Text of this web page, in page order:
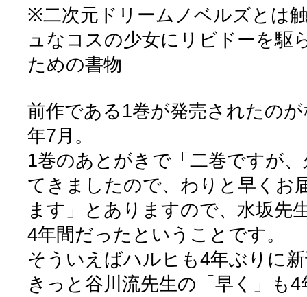
※二次元ドリームノベルズとは
ュなコスの少女にリビドーを駆
ための書物
前作である1巻が発売されたの
年7月。
1巻のあとがきで「二巻ですが
てきましたので、わりと早くお
ます」とありますので、水坂先
4年間だったということです。
そういえばハルヒも4年ぶりに
きっと谷川流先生の「早く」も